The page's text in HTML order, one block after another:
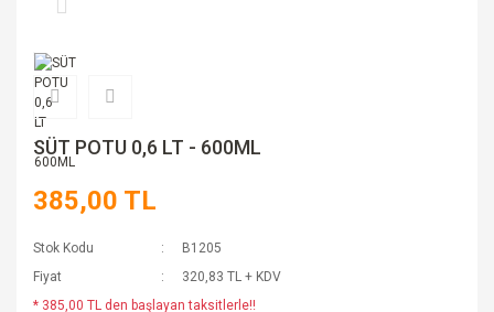
SÜT POTU 0,6 LT - 600ML
385,00 TL
Stok Kodu
B1205
Fiyat
320,83 TL + KDV
* 385,00 TL den başlayan taksitlerle!!